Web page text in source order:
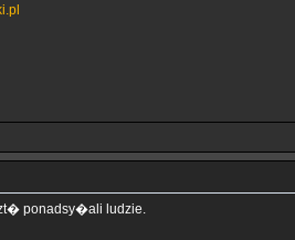
ponadsy�ali ludzie.